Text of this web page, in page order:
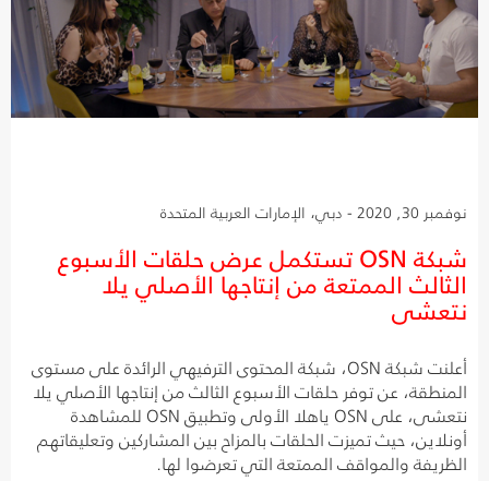
نوفمبر 30, 2020 - دبي، الإمارات العربية المتحدة
شبكة OSN تستكمل عرض حلقات الأسبوع
الثالث الممتعة من إنتاجها الأصلي يلا
نتعشى
أعلنت شبكة OSN، شبكة المحتوى الترفيهي الرائدة على مستوى
المنطقة، عن توفر حلقات الأسبوع الثالث من إنتاجها الأصلي يلا
نتعشى، على OSN ياهلا الأولى وتطبيق OSN للمشاهدة
أونلاين، حيث تميزت الحلقات بالمزاح بين المشاركين وتعليقاتهم
الظريفة والمواقف الممتعة التي تعرضوا لها.